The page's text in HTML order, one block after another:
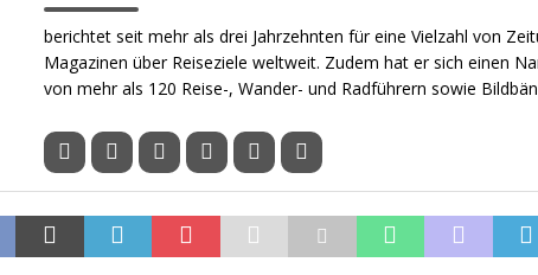
berichtet seit mehr als drei Jahrzehnten für eine Vielzahl von
Magazinen über Reiseziele weltweit. Zudem hat er sich einen
von mehr als 120 Reise-, Wander- und Radführern sowie